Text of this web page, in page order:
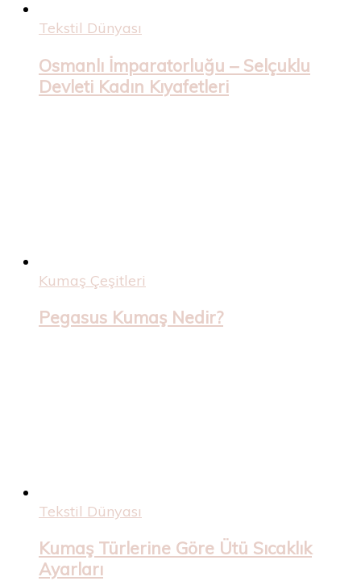
Tekstil Dünyası
Osmanlı İmparatorluğu – Selçuklu
Devleti Kadın Kıyafetleri
Kumaş Çeşitleri
Pegasus Kumaş Nedir?
Tekstil Dünyası
Kumaş Türlerine Göre Ütü Sıcaklık
Ayarları